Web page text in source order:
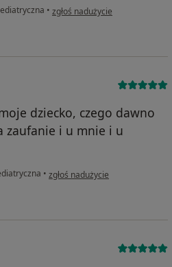
• w opinii użytkownika Anna H.
zgłoś nadużycie
dziecko, czego dawno
zaufanie i u mnie i u
• w opinii użytkownika D.
zgłoś nadużycie